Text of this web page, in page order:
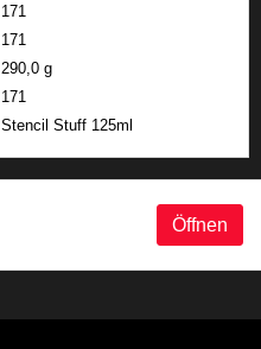
171
171
290,0 g
171
Stencil Stuff 125ml
Öffnen